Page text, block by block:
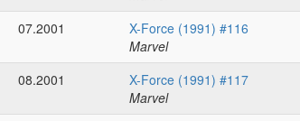
07.2001
X-Force (1991) #116
Marvel
08.2001
X-Force (1991) #117
Marvel